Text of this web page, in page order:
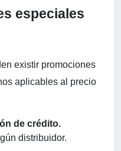
especiales
existir promociones
aplicables al precio
de crédito.
distribuidor.